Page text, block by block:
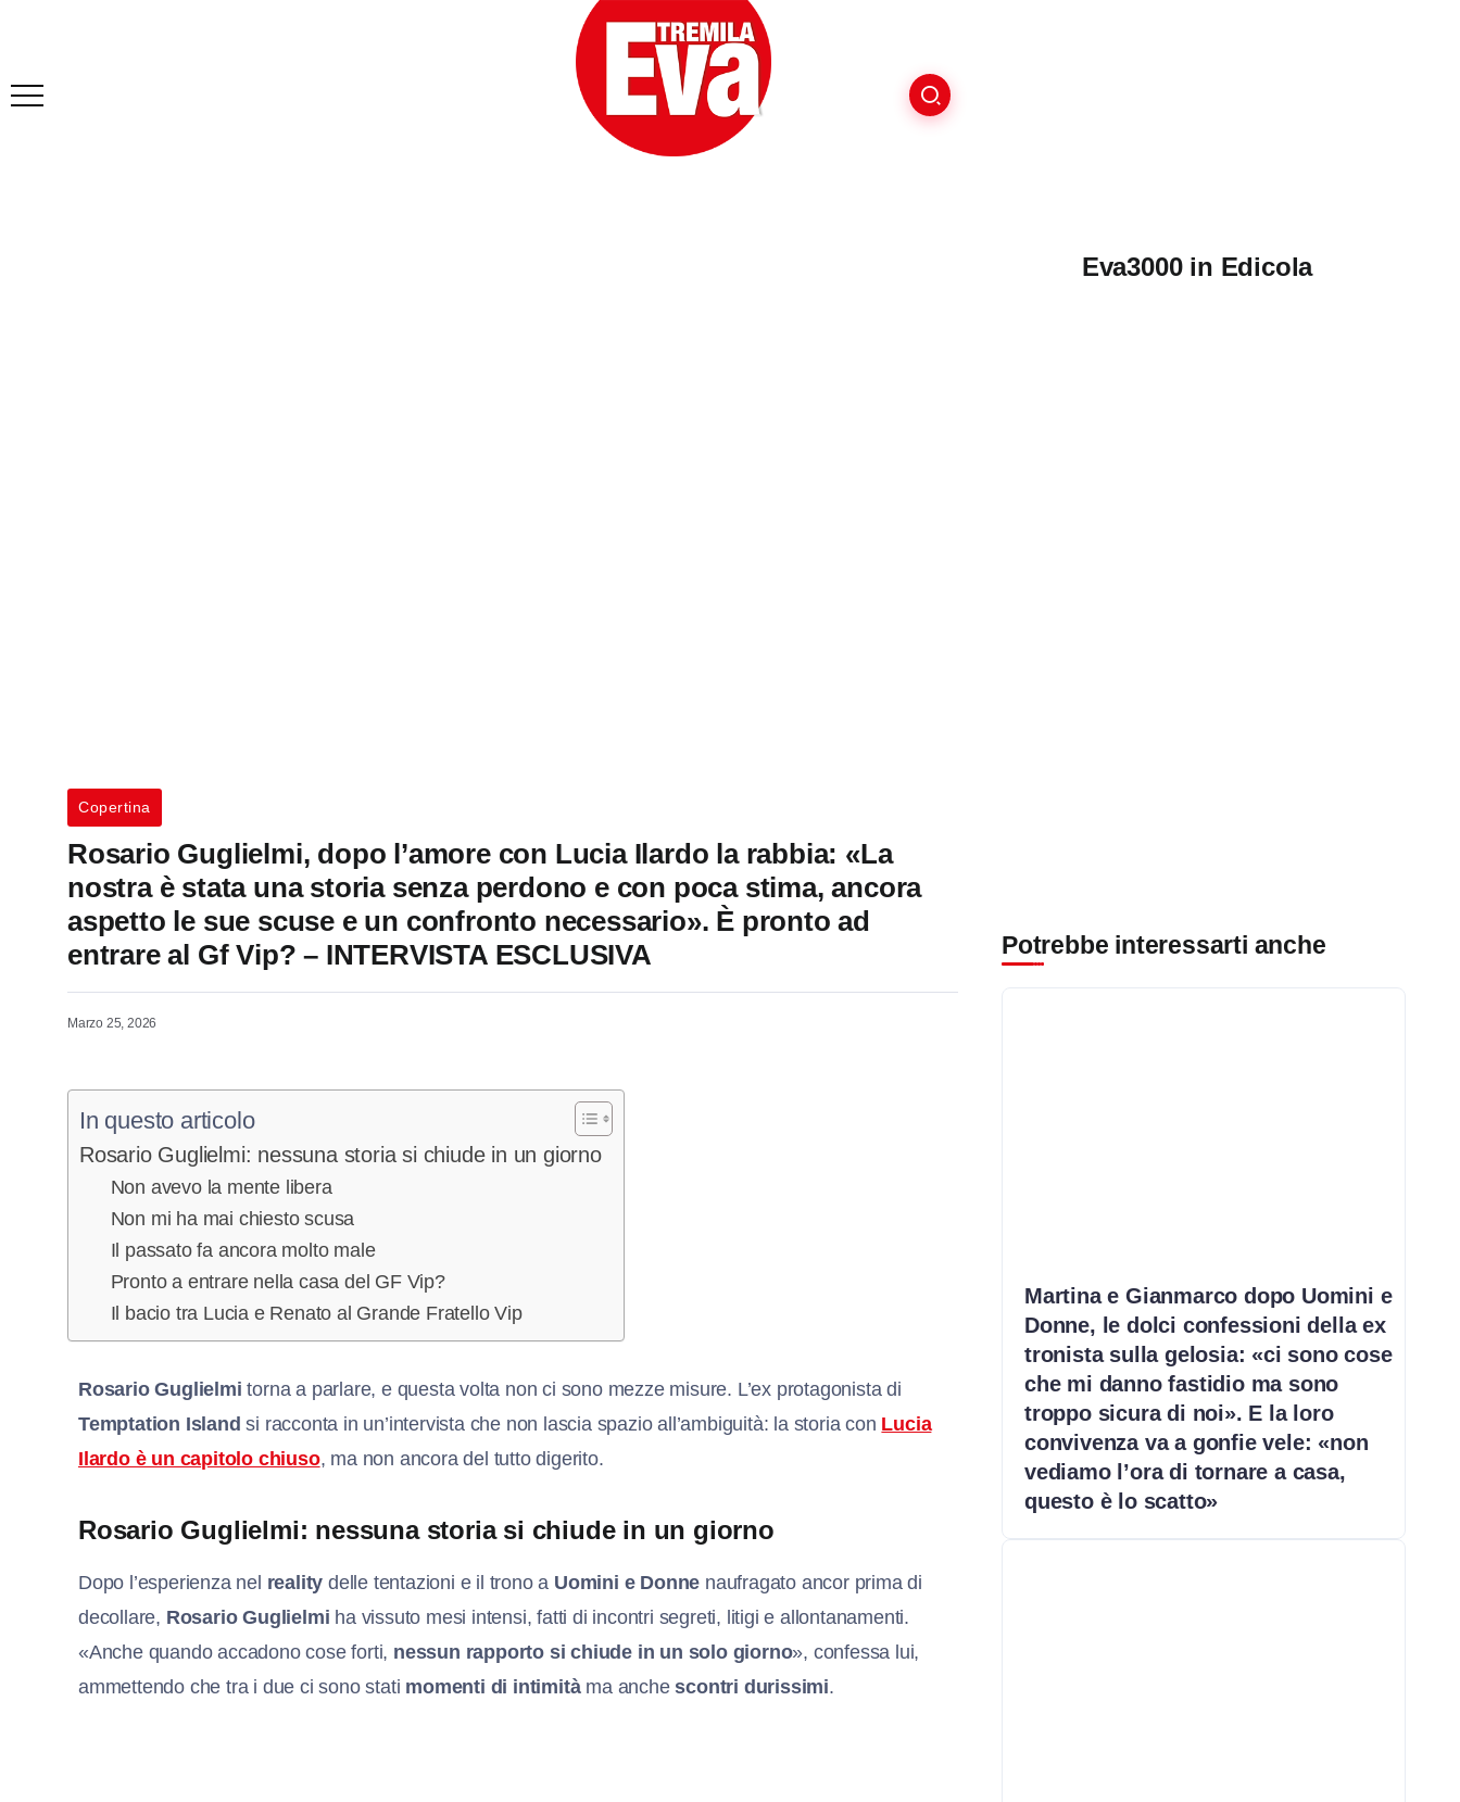
Copertina
Rosario Guglielmi, dopo l’amore con Lucia Ilardo la rabbia: «La
nostra è stata una storia senza perdono e con poca stima, ancora
aspetto le sue scuse e un confronto necessario». È pronto ad
entrare al Gf Vip? – INTERVISTA ESCLUSIVA
Marzo 25, 2026
In questo articolo
Rosario Guglielmi: nessuna storia si chiude in un giorno
Non avevo la mente libera
Non mi ha mai chiesto scusa
Il passato fa ancora molto male
Pronto a entrare nella casa del GF Vip?
Il bacio tra Lucia e Renato al Grande Fratello Vip
Rosario Guglielmitorna a parlare, e questa volta non ci sono mezze misure. L’ex protagonista di
Temptation Island si racconta in un’intervista che non lascia spazio all’ambiguità: la storia con Lucia
Ilardo è un capitolo chiuso, ma non ancora del tutto digerito.
Rosario Guglielmi: nessuna storia si chiude in un giorno
Dopo l’esperienza nel reality delle tentazioni e il trono a Uomini e Donne naufragato ancor prima di
decollare, Rosario Guglielmi ha vissuto mesi intensi, fatti di incontri segreti, litigi e allontanamenti.
«Anche quando accadono cose forti, nessun rapporto si chiude in un solo giorno», confessa lui,
ammettendo che tra i due ci sono stati momenti di intimitàma anchescontri durissimi.
Eva3000 in Edicola
Potrebbe interessarti anche
Martina e Gianmarco dopo Uomini e
Donne, le dolci confessioni della ex
tronista sulla gelosia: «ci sono cose
che mi danno fastidio ma sono
troppo sicura di noi». E la loro
convivenza va a gonfie vele: «non
vediamo l’ora di tornare a casa,
questo è lo scatto»